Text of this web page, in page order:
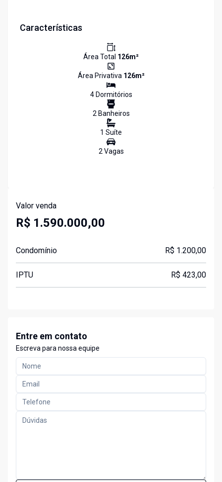
Características
Área Total 126m²
Área Privativa 126m²
4Dormitórios
2Banheiros
1 Suíte
2Vagas
Valor venda
R$ 1.590.000,00
Condomínio R$ 1.200,00
IPTU R$ 423,00
Entre em contato
Escreva para nossa equipe